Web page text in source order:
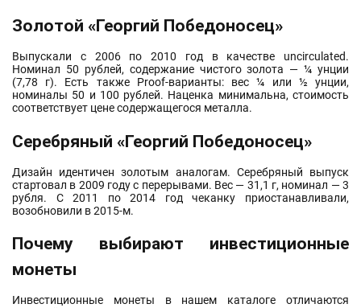
Золотой «Георгий Победоносец»
Выпускали с 2006 по 2010 год в качестве uncirculated.
Номинал 50 рублей, содержание чистого золота — ¼ унции
(7,78 г). Есть также Proof-варианты: вес ¼ или ½ унции,
номиналы 50 и 100 рублей. Наценка минимальна, стоимость
соответствует цене содержащегося металла.
Серебряный «Георгий Победоносец»
Дизайн идентичен золотым аналогам. Серебряный выпуск
стартовал в 2009 году с перерывами. Вес — 31,1 г, номинал — 3
рубля. С 2011 по 2014 год чеканку приостанавливали,
возобновили в 2015-м.
Почему выбирают инвестиционные
монеты
Инвестиционные монеты в нашем каталоге отличаются